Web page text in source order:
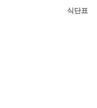
식단표